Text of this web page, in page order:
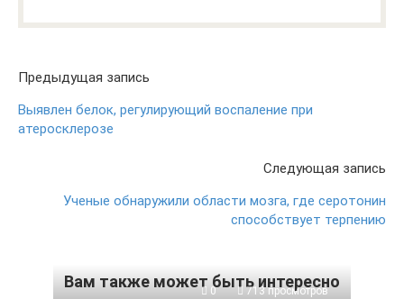
Предыдущая запись
Выявлен белок, регулирующий воспаление при
атеросклерозе
Следующая запись
Ученые обнаружили области мозга, где серотонин
способствует терпению
Вам также может быть интересно
0 713 просмотров